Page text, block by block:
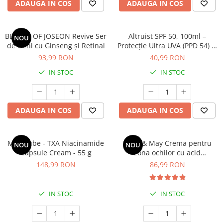
Tranzit intestinal
Colesterol & tensiune
Sănătatea copiilor
Performanta sportiva
Sanatate Orala
Alergii
Îngrijirea Tenului
Seruri
Creme cu SPF
Demachiante
Geluri de curățare
Ape micelare
Măști pentru față
Creme pentru ochi
Balsam buze
Îngrijirea Corpului
Uleiuri de corp
Colagen
Creatina
Crom
Curcumin (Turmeric)
Fier
Garcinia
Ghimbir
Ginkgo biloba
L-Arginina
Zinc Bisglicinat
ADAUGA IN COS ADAUGA IN COS
NOU
BEAUTY OF JOSEON Revive Ser
de Ochi cu Ginseng și Retinal
93,99 RON
IN STOC
ADAUGA IN COS
Altruist SPF 50, 100ml –
Protecție Ultra UVA (PPD 54) și
Sănătatea Pielii
40,99 RON
IN STOC
ADAUGA IN COS
NOU
Medicube - TXA Niacinamide
Capsule Cream - 55 g
148,99 RON
IN STOC
NOU
Mary & May Crema pentru
zona ochilor cu acid
tranexamic si glutationa 30 g
86,99 RON
IN STOC